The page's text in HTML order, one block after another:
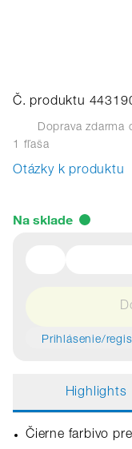
Č. produktu
Doprava zdarma
1 fľaša
Otázky k produktu
Na sklade
Prihlásenie/
Highlights
Čierne farbivo